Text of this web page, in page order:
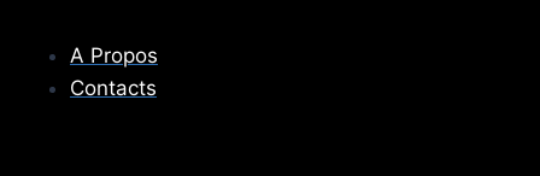
A Propos
Contacts